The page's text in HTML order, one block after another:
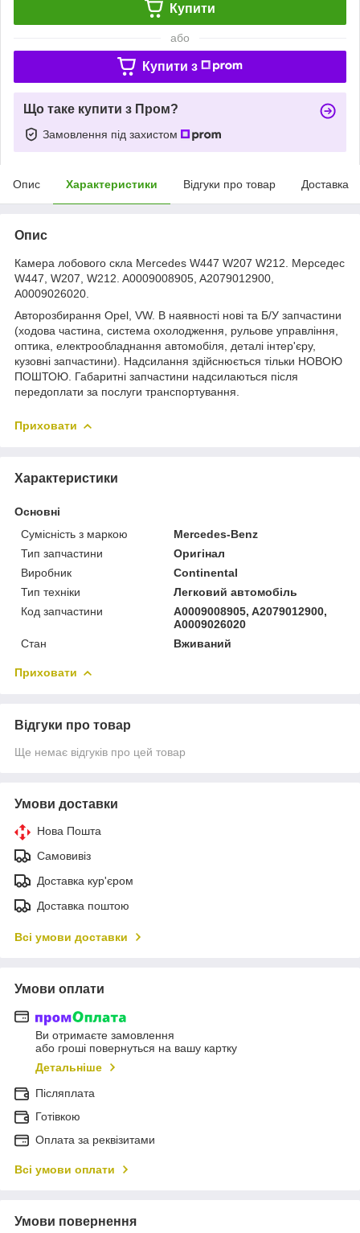
Купити
або
Купити з
Що таке купити з Пром?
Замовлення під захистом
Опис Характеристики Відгуки про товар Доставка
Опис
Камера лобового скла Mercedes W447 W207 W212. Мерседес
W447, W207, W212. A0009008905, A2079012900,
A0009026020.
Авторозбирання Opel, VW. В наявності нові та Б/У запчастини
(ходова частина, система охолодження, рульове управління,
оптика, електрообладнання автомобіля, деталі інтер'єру,
кузовні запчастини). Надсилання здійснюється тільки НОВОЮ
ПОШТОЮ. Габаритні запчастини надсилаються після
передоплати за послуги транспортування.
Приховати
Характеристики
Основні
Сумісність з маркою
Mercedes-Benz
Тип запчастини
Оригінал
Виробник
Continental
Тип техніки
Легковий автомобіль
Код запчастини
A0009008905, A2079012900,
A0009026020
Стан
Вживаний
Приховати
Відгуки про товар
Ще немає відгуків про цей товар
Умови доставки
Нова Пошта
Самовивіз
Доставка кур'єром
Доставка поштою
Всі умови доставки
Умови оплати
Ви отримаєте замовлення
або гроші повернуться на вашу картку
Детальніше
Післяплата
Готівкою
Оплата за реквізитами
Всі умови оплати
Умови повернення